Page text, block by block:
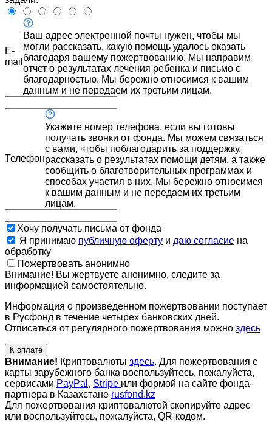
E-
mail
Ваш адрес электронной почты нужен, чтобы мы
могли рассказать, какую помощь удалось оказать
благодаря вашему пожертвованию. Мы направим
отчет о результатах лечения ребенка и письмо с
благодарностью. Мы бережно относимся к вашим
данным и не передаем их третьим лицам.
Телефон
Укажите номер телефона, если вы готовы
получать звонки от фонда. Мы можем связаться
с вами, чтобы поблагодарить за поддержку,
рассказать о результатах помощи детям, а также
сообщить о благотворительных программах и
способах участия в них. Мы бережно относимся
к вашим данным и не передаем их третьим
лицам.
Хочу получать письма от фонда
Я принимаю публичную оферту и даю согласие на
обработку
Пожертвовать анонимно
Внимание! Вы жертвуете анонимно, следите за
информацией самостоятельно.
Информация о произведенном пожертвовании поступает
в Русфонд в течение четырех банковских дней.
Отписаться от регулярного пожертвования можно здесь
К оплате
Внимание! Криптовалюты здесь. Для пожертвования с
карты зарубежного банка воспользуйтесь, пожалуйста,
сервисами PayPal , Stripe или формой на сайте фонда-
партнера в Казахстане rusfond.kz
Для пожертвования криптовалютой скопируйте адрес
или воспользуйтесь, пожалуйста, QR-кодом.